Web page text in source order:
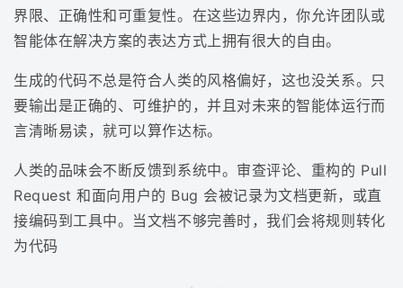
界限、正确性和可重复性。在这些边界内，你允许团队或
智能体在解决方案的表达方式上拥有很大的自由。
生成的代码不总是符合人类的风格偏好，这也没关系。只
要输出是正确的、可维护的，并且对未来的智能体运行而
言清晰易读，就可以算作达标。
人类的品味会不断反馈到系统中。审查评论、重构的 Pull
Request 和面向用户的 Bug 会被记录为文档更新，或直
接编码到工具中。当文档不够完善时，我们会将规则转化
为代码